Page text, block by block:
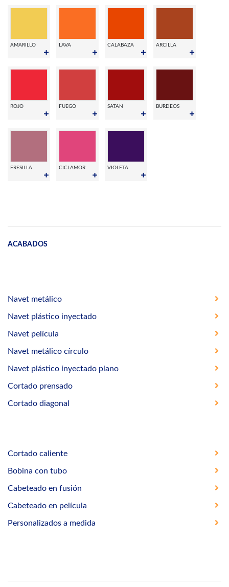
AMARILLO LAVA CALABAZA ARCILLA
ROJO FUEGO SATAN BURDEOS
FRESILLA CICLAMOR VIOLETA
ACABADOS
Navet metálico
Navet plástico inyectado
Navet película
Navet metálico círculo
Navet plástico inyectado plano
Cortado prensado
Cortado diagonal
Cortado caliente
Bobina con tubo
Cabeteado en fusión
Cabeteado en película
Personalizados a medida